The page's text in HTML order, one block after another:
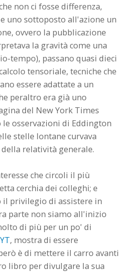
non ci fosse differenza,
uno sottoposto all'azione un
ovvero la pubblicazione
la gravità come una
tempo), passano quasi dieci
tensoriale, tecniche che
essere adattate a un
peraltro era già uno
del New York Times
osservazioni di Eddington
stelle lontane curvava
relatività generale.
che circoli il più
cerchia dei colleghi; e
privilegio di assistere in
parte non siamo all'inizio
di più per un po' di
, mostra di essere
è di mettere il carro avanti
libro per divulgare la sua